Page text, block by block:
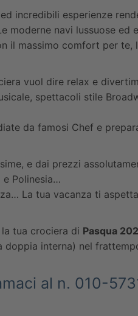
incredibili esperienze
moderne navi lussuose ed
il massimo comfort per te,
vuol dire relax e
spettacoli stile
da famosi Chef e
e dai prezzi
e Polinesia…
La tua vacanza ti
tua crociera di Pasqua
doppia interna) nel
al n. 010-